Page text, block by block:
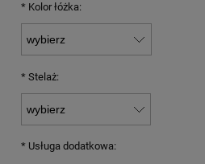
* Kolor łóżka:
* Stelaż:
* Usługa dodatkowa: